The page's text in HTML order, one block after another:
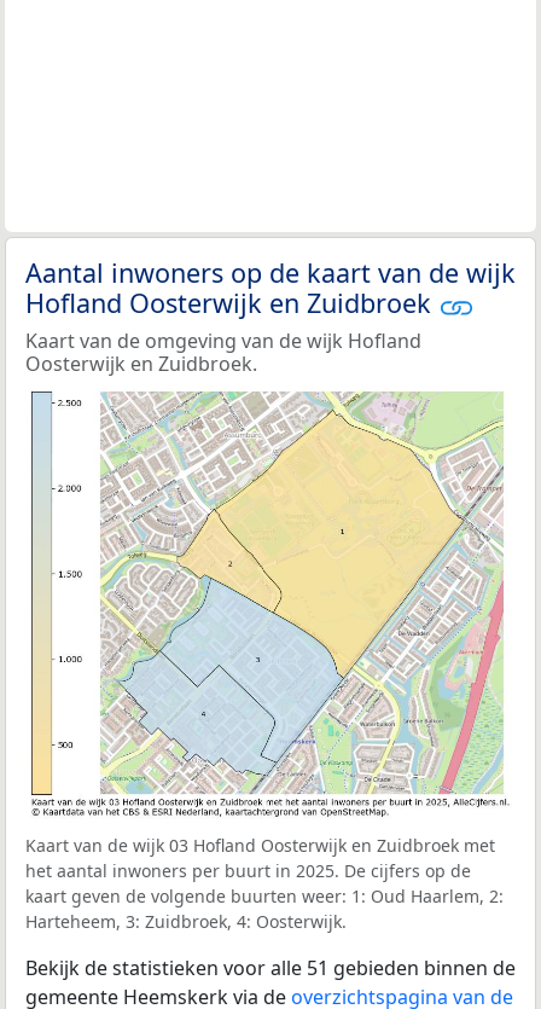
Aantal inwoners op de kaart van de wijk
Hofland Oosterwijk en Zuidbroek
Kaart van de omgeving van de wijk Hofland
Oosterwijk en Zuidbroek.
Kaart van de wijk 03 Hofland Oosterwijk en Zuidbroek met
het aantal inwoners per buurt in 2025. De cijfers op de
kaart geven de volgende buurten weer: 1: Oud Haarlem, 2:
Harteheem, 3: Zuidbroek, 4: Oosterwijk.
Bekijk de statistieken voor alle 51 gebieden binnen de
gemeente Heemskerk via deoverzichtspagina van de